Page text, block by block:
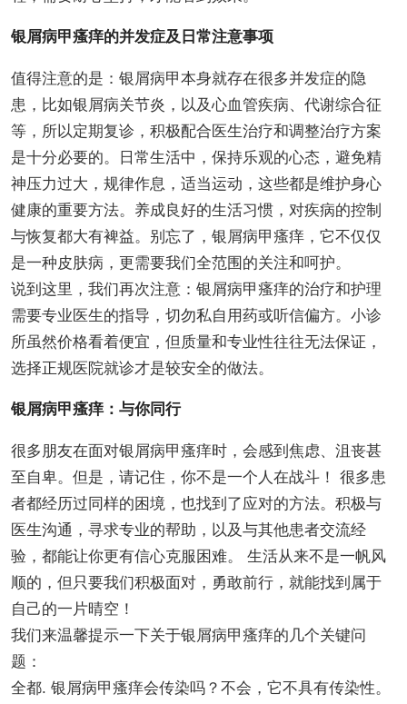
银屑病甲瘙痒的并发症及日常注意事项
值得注意的是：银屑病甲本身就存在很多并发症的隐
患，比如银屑病关节炎，以及心血管疾病、代谢综合征
等，所以定期复诊，积极配合医生治疗和调整治疗方案
是十分必要的。日常生活中，保持乐观的心态，避免精
神压力过大，规律作息，适当运动，这些都是维护身心
健康的重要方法。养成良好的生活习惯，对疾病的控制
与恢复都大有裨益。别忘了，银屑病甲瘙痒，它不仅仅
是一种皮肤病，更需要我们全范围的关注和呵护。
说到这里，我们再次注意：银屑病甲瘙痒的治疗和护理
需要专业医生的指导，切勿私自用药或听信偏方。小诊
所虽然价格看着便宜，但质量和专业性往往无法保证，
选择正规医院就诊才是较安全的做法。
银屑病甲瘙痒：与你同行
很多朋友在面对银屑病甲瘙痒时，会感到焦虑、沮丧甚
至自卑。但是，请记住，你不是一个人在战斗！ 很多患
者都经历过同样的困境，也找到了应对的方法。积极与
医生沟通，寻求专业的帮助，以及与其他患者交流经
验，都能让你更有信心克服困难。 生活从来不是一帆风
顺的，但只要我们积极面对，勇敢前行，就能找到属于
自己的一片晴空！
我们来温馨提示一下关于银屑病甲瘙痒的几个关键问
题：
全都. 银屑病甲瘙痒会传染吗？不会，它不具有传染性。